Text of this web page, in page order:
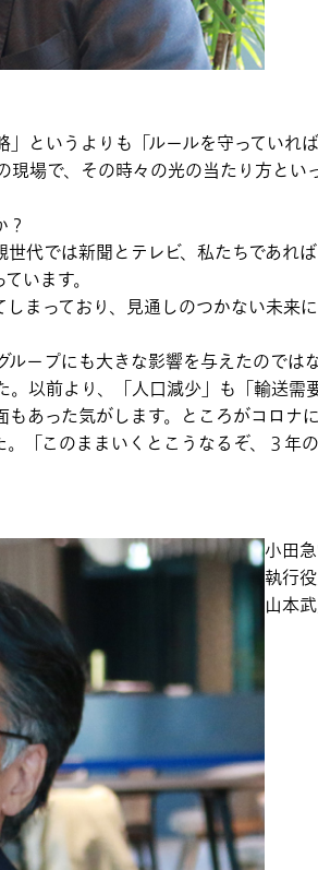
というよりも「ルールを守ってい
場で、その時々の光の当たり方と
代では新聞とテレビ、私たちであ
います。
まっており、見通しのつかない未
ープにも大きな影響を与えたのでは
以前より、「人口減少」も「輸送
あった気がします。ところがコロ
「このままいくとこうなるぞ、３
小田
執行
山本